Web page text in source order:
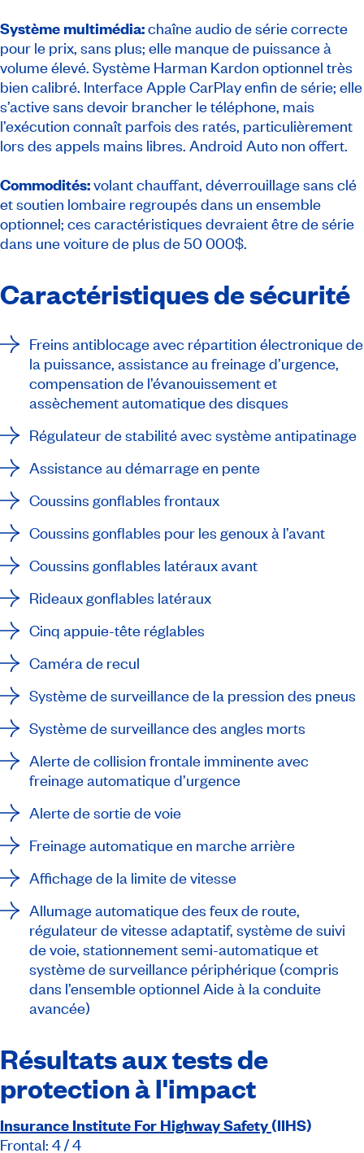
Système multimédia:chaîne audio de série correcte
pour le prix, sans plus; elle manque de puissance à
volume élevé. Système Harman Kardon optionnel très
bien calibré. Interface Apple CarPlay enfin de série; elle
s’active sans devoir brancher le téléphone, mais
l’exécution connaît parfois des ratés, particulièrement
lors des appels mains libres. Android Auto non offert.
Commodités:volant chauffant, déverrouillage sans clé
et soutien lombaire regroupés dans un ensemble
optionnel; ces caractéristiques devraient être de série
dans une voiture de plus de 50 000$.
Caractéristiques de sécurité
Freins antiblocage avec répartition électronique de
la puissance, assistance au freinage d’urgence,
compensation de l’évanouissement et
assèchement automatique des disques
Régulateur de stabilité avec système antipatinage
Assistance au démarrage en pente
Coussins gonflables frontaux
Coussins gonflables pour les genoux à l’avant
Coussins gonflables latéraux avant
Rideaux gonflables latéraux
Cinq appuie-tête réglables
Caméra de recul
Système de surveillance de la pression des pneus
Système de surveillance des angles morts
Alerte de collision frontale imminente avec
freinage automatique d’urgence
Alerte de sortie de voie
Freinage automatique en marche arrière
Affichage de la limite de vitesse
Allumage automatique des feux de route,
régulateur de vitesse adaptatif, système de suivi
de voie, stationnement semi-automatique et
système de surveillance périphérique (compris
dans l’ensemble optionnel Aide à la conduite
avancée)
Résultats aux tests de
protection à l'impact
Insurance Institute For Highway Safety(IIHS)
Frontal: 4 / 4